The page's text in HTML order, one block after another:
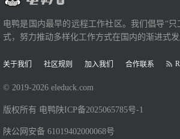
电鸭是国内最早的远程工作社区。我们倡导“只
式，努力推动多样化工作方式在国内的渐进式发
关于我们 社区规则 加入我们 合作联系
© 2019-2026 eleduck.com
版权所有 电鸭 陕ICP备2025065785号-1
陕公网安备 61019402000068号